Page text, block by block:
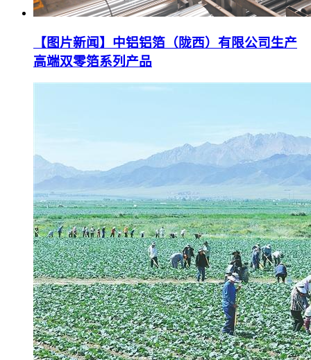
【图片新闻】中铝铝箔（陇西）有限公司生产
高端双零箔系列产品